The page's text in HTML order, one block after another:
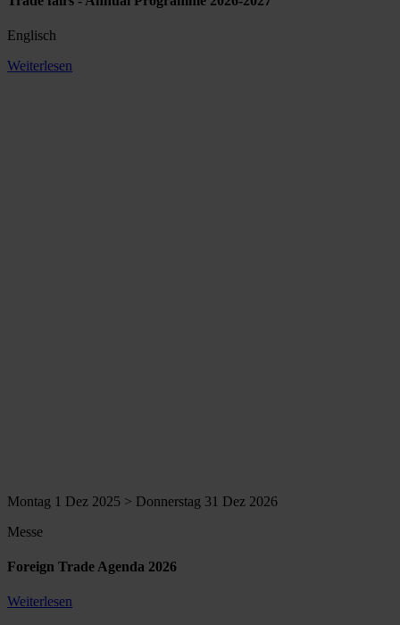
Englisch
Weiterlesen
Montag 1 Dez 2025 > Donnerstag 31 Dez 2026
Messe
Foreign Trade Agenda 2026
Weiterlesen